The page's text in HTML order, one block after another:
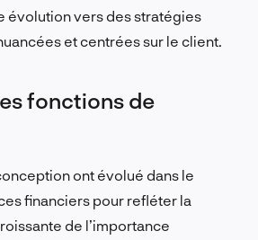
évolution vers des stratégies
et centrées sur le client.
fonctions de
ont évolué dans le
financiers pour refléter la
de l’importance